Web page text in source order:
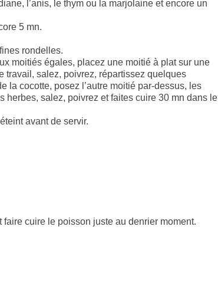
l’anis, le thym ou la marjolaine et encore un
5 mn.
rondelles.
moitiés égales, placez une moitié à plat sur une
travail, salez, poivrez, répartissez quelques
la cocotte, posez l’autre moitié par-dessus, les
herbes, salez, poivrez et faites cuire 30 mn dans le
avant de servir.
cuire le poisson juste au denrier moment.